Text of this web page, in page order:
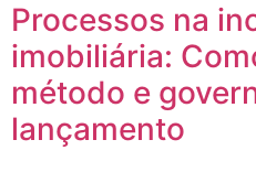
Processos na
imobiliária:
método e
lançamento